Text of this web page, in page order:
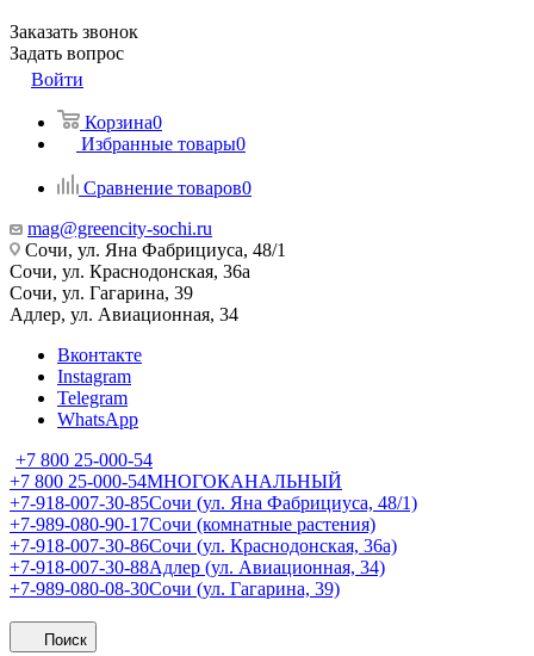
Заказать звонок
Задать вопрос
Войти
Корзина0
Избранные товары0
Сравнение товаров0
mag@greencity-sochi.ru
Сочи, ул. Яна Фабрициуса, 48/1
Сочи, ул. Краснодонская, 36а
Сочи, ул. Гагарина, 39
Адлер, ул. Авиационная, 34
Вконтакте
Instagram
Telegram
WhatsApp
+7 800 25-000-54
+7 800 25-000-54МНОГОКАНАЛЬНЫЙ
+7-918-007-30-85Сочи (ул. Яна Фабрициуса, 48/1)
+7-989-080-90-17Сочи (комнатные растения)
+7-918-007-30-86Сочи (ул. Краснодонская, 36а)
+7-918-007-30-88Адлер (ул. Авиационная, 34)
+7-989-080-08-30Сочи (ул. Гагарина, 39)
Поиск